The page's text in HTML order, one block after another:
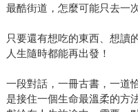
最酷街道，怎麼可能只去一
只要還有想吃的東西、想讀
人生隨時都能再出發！
一段對話，一冊古書，一道
是接住一個生命最溫柔的方法